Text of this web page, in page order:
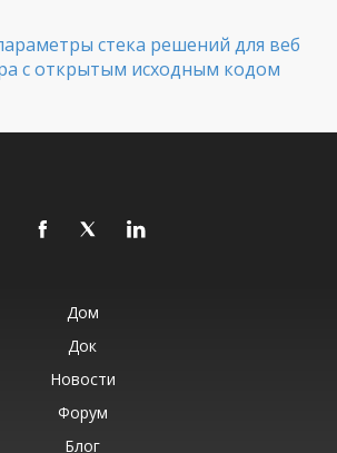
стека решений для веб
с открытым исходным кодом
Дом
Док
Новости
Форум
Блог